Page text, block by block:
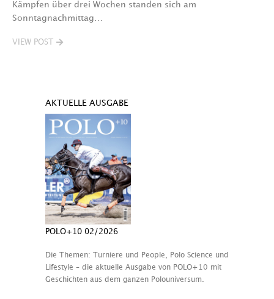
Kämpfen über drei Wochen standen sich am
Sonntagnachmittag…
VIEW POST
AKTUELLE AUSGABE
POLO+10 02/2026
Die Themen: Turniere und People, Polo Science und
Lifestyle – die aktuelle Ausgabe von POLO+10 mit
Geschichten aus dem ganzen Polouniversum.